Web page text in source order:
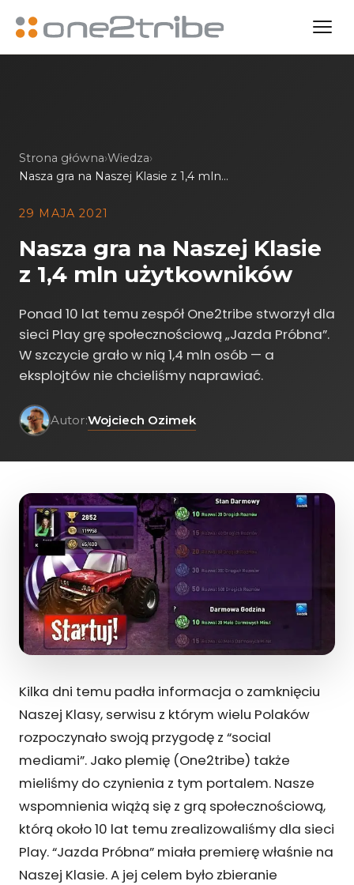
Strona główna›Wiedza›
Nasza gra na Naszej Klasie z 1,4 mln użytkowników
29 MAJA 2021
Nasza gra na Naszej Klasie
z 1,4 mln użytkowników
Ponad 10 lat temu zespół One2tribe stworzył dla
sieci Play grę społecznościową „Jazda Próbna”.
W szczycie grało w nią 1,4 mln osób — a
eksplojtów nie chcieliśmy naprawiać.
Autor:Wojciech Ozimek
Kilka dni temu padła informacja o zamknięciu
Naszej Klasy, serwisu z którym wielu Polaków
rozpoczynało swoją przygodę z “social
mediami”. Jako plemię (One2tribe) także
mieliśmy do czynienia z tym portalem. Nasze
wspomnienia wiążą się z grą społecznościową,
którą około 10 lat temu zrealizowaliśmy dla sieci
Play. “Jazda Próbna” miała premierę właśnie na
Naszej Klasie. A jej celem było zbieranie